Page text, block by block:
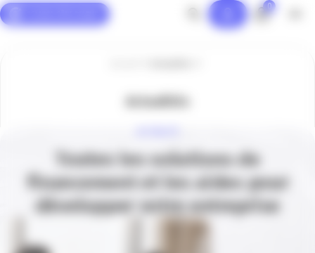
0
Actualités
Toutes les solutions de
financement et les aides pour
développer votre entreprise
Panneau de gestion des cookies